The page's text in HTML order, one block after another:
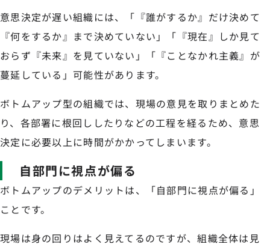
意思決定が遅い組織には、「『誰がするか』だけ決めて
『何をするか』まで決めていない」「『現在』しか見て
おらず『未来』を見ていない」「『ことなかれ主義』が
蔓延している」可能性があります。
ボトムアップ型の組織では、現場の意見を取りまとめた
り、各部署に根回ししたりなどの工程を経るため、意思
決定に必要以上に時間がかかってしまいます。
自部門に視点が偏る
ボトムアップのデメリットは、「自部門に視点が偏る」
ことです。
現場は身の回りはよく見えてるのですが、組織全体は見